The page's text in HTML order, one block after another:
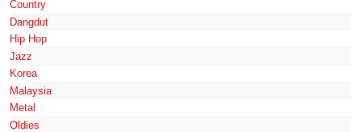
Country
Dangdut
Hip Hop
Jazz
Korea
Malaysia
Metal
Oldies